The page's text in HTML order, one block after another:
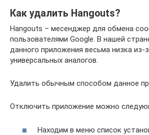
Как удалить Hangouts?
Hangouts – месенджер для обмена
пользователями Google. В нашей
данного приложения весьма низка из-
универсальных аналогов.
Удалить обычным способом данное
Отключить приложение можно
Находим в меню список